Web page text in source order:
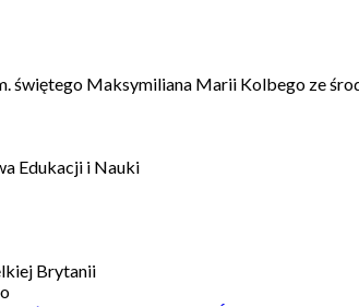
świętego Maksymiliana Marii Kolbego ze
Edukacji i Nauki
Brytanii